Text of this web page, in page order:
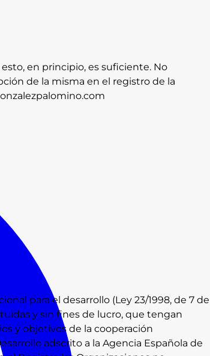
en principio, es suficiente. No
de la misma en el registro de la
para el desarrollo (Ley 23/1998, de 7 de
y sin fines de lucro, que tengan
y objetivos de la cooperación
adscrito a la Agencia Española de